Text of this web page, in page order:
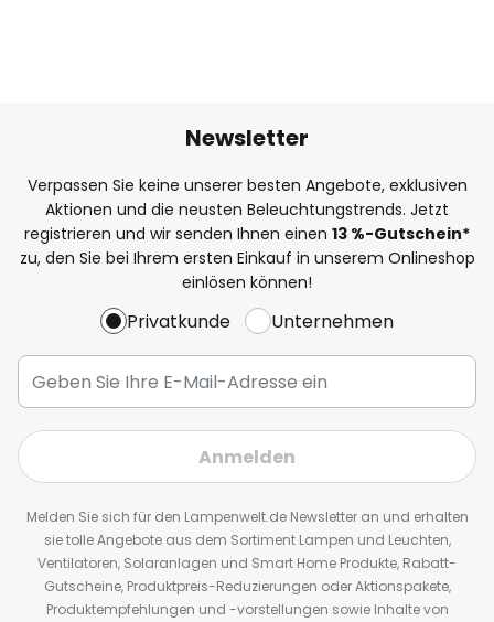
Newsletter
Verpassen Sie keine unserer besten Angebote, exklusiven
Aktionen und die neusten Beleuchtungstrends. Jetzt
registrieren und wir senden Ihnen einen 13 %-Gutschein*
zu, den Sie bei Ihrem ersten Einkauf in unserem Onlineshop
einlösen können!
Privatkunde Unternehmen
Anmelden
Melden Sie sich für den Lampenwelt.de Newsletter an und erhalten
sie tolle Angebote aus dem Sortiment Lampen und Leuchten,
Ventilatoren, Solaranlagen und Smart Home Produkte, Rabatt-
Gutscheine, Produktpreis-Reduzierungen oder Aktionspakete,
Produktempfehlungen und -vorstellungen sowie Inhalte von